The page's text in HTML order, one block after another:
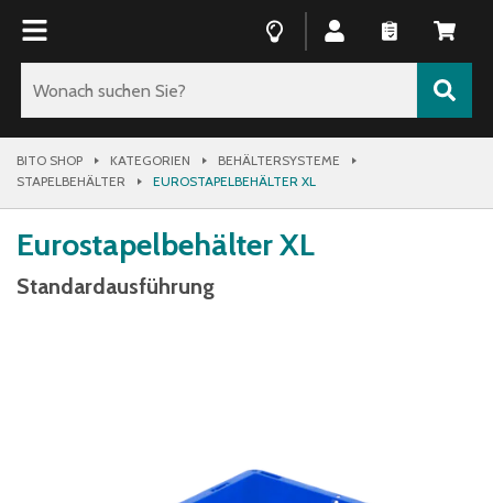
BITO SHOP KATEGORIEN
BEHÄLTERSYSTEME
STAPELBEHÄLTER
EUROSTAPELBEHÄLTER XL
Eurostapelbehälter XL
Standardausführung